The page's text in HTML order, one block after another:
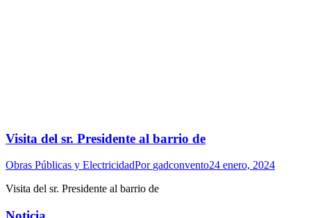
Visita del sr. Presidente al barrio de
Obras Públicas y ElectricidadPor gadconvento24 enero, 2024
Visita del sr. Presidente al barrio de